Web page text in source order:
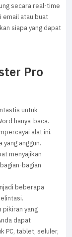
secara real-time
email atau buat
siapa yang dapat
Pro
untuk
hanya-baca.
alat ini.
anggun.
menyajikan
bagian
beberapa
pikiran yang
dapat
PC, tablet, seluler,